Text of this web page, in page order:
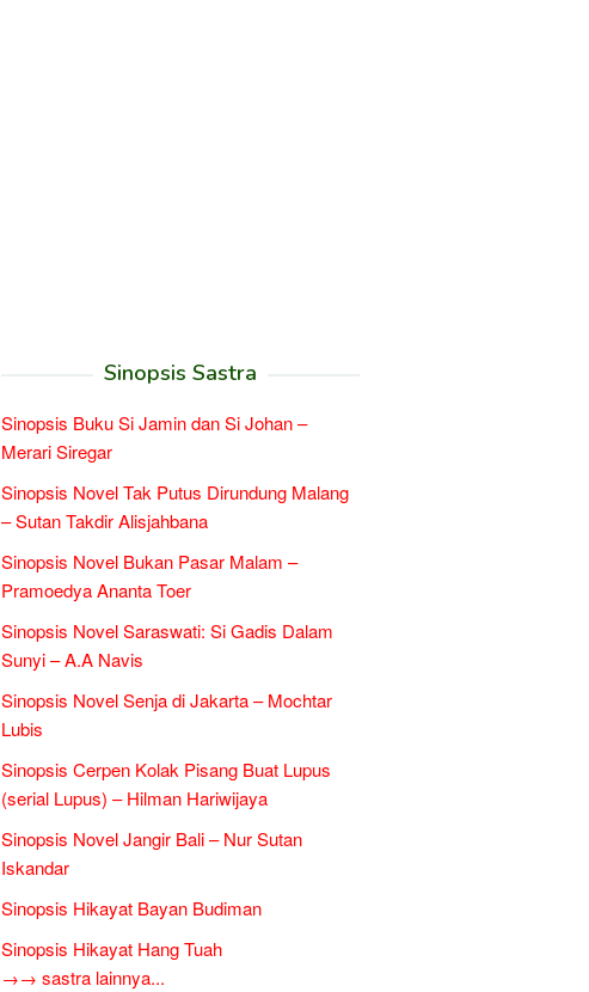
Sinopsis Sastra
Sinopsis Buku Si Jamin dan Si Johan –
Merari Siregar
Sinopsis Novel Tak Putus Dirundung Malang
– Sutan Takdir Alisjahbana
Sinopsis Novel Bukan Pasar Malam –
Pramoedya Ananta Toer
Sinopsis Novel Saraswati: Si Gadis Dalam
Sunyi – A.A Navis
Sinopsis Novel Senja di Jakarta – Mochtar
Lubis
Sinopsis Cerpen Kolak Pisang Buat Lupus
(serial Lupus) – Hilman Hariwijaya
Sinopsis Novel Jangir Bali – Nur Sutan
Iskandar
Sinopsis Hikayat Bayan Budiman
Sinopsis Hikayat Hang Tuah
→→ sastra lainnya...